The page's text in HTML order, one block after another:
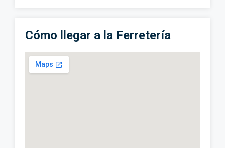
Cómo llegar a la Ferretería